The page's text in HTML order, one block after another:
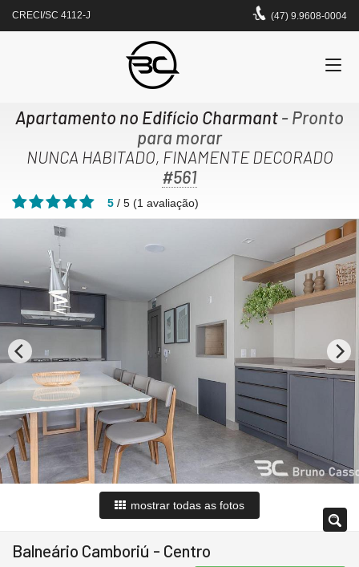
CRECI/SC 4112-J (47) 9.9608-0004
Apartamento no Edifício Charmant- Pronto
para morar
NUNCA HABITADO, FINAMENTE DECORADO
#561
5 / 5 (1 avaliação)
mostrar todas as fotos
Balneário Camboriú - Centro